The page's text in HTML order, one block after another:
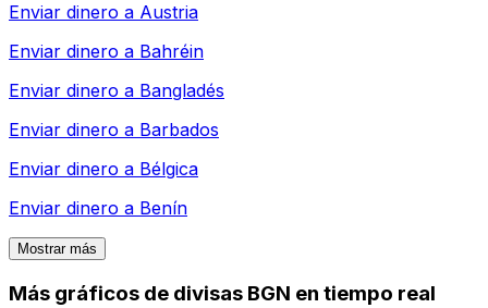
Enviar dinero a Austria
Enviar dinero a Bahréin
Enviar dinero a Bangladés
Enviar dinero a Barbados
Enviar dinero a Bélgica
Enviar dinero a Benín
Mostrar más
Más gráficos de divisas BGN en tiempo real